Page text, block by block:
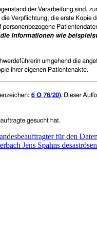
der Verarbeitung sind,
Verpflichtung, die erste Kopie
personenbezogene
Informationen wie
umgehend die
ihrer eigenen Patientenakte.
6 O 76/20). Dieser
gesucht hat.
für den
Jens Spahns